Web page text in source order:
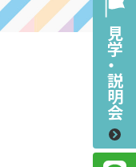
見学・説明会